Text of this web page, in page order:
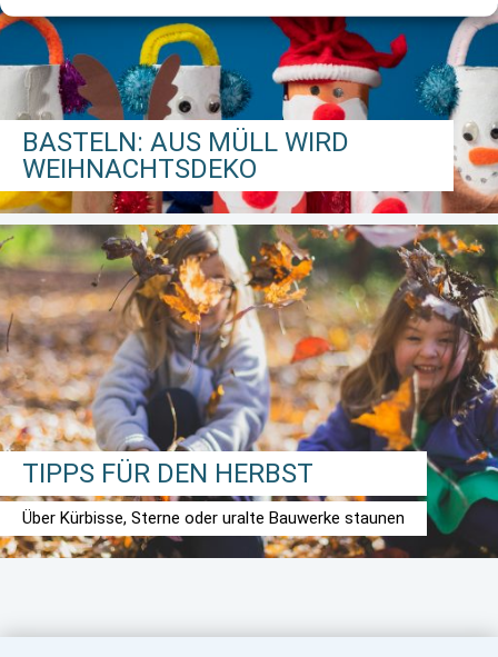
BASTELN: AUS MÜLL WIRD
WEIHNACHTSDEKO
TIPPS FÜR DEN HERBST
Über Kürbisse, Sterne oder uralte Bauwerke staunen